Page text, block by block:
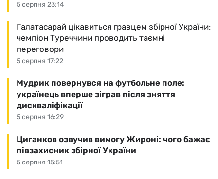
5 серпня 23:14
5 серпня 17:22
Галатасарай цікавиться гравцем збірної України:
чемпіон Туреччини проводить таємні
переговори
5 серпня 16:29
Мудрик повернувся на футбольне поле:
українець вперше зіграв після зняття
дискваліфікації
5 серпня 15:51
Циганков озвучив вимогу Жироні: чого бажає
півзахисник збірної України